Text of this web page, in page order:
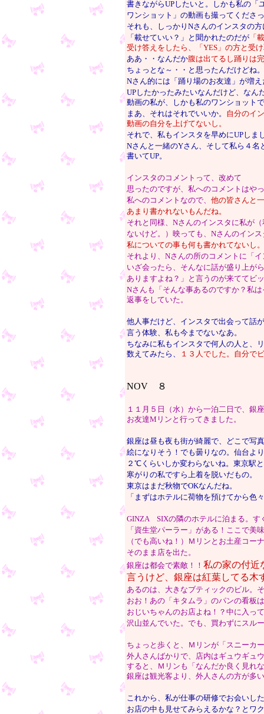
書きながらUPしたいと。しかも私の「
ワンショット」の動画も撮ってくださ
それも、しっかりNさんのインスタの
「載せていい？」と聞かれたのだが 「
受け答えをしたら、「YES」の方と受
ああ・・なんだか腹は出てるし踊りは
ちょっとな～・・と思ったんだけどね。
Nさん的には「踊り場のお友達」が増
UPしたかったみたいなんだけど、なん
動画の私が、しかも私のワンショット
まあ、それはそれでいいか。 自分のイ
動画の自分を上げてないし。
それで、私もインスタを早めにUPしま
Nさんと一緒のYさん、そして私ら４名
書いてUP。
インスタのコメントって、改めて
思ったのですが、私へのコメントはや
私へのコメントなので、 他の皆さんと
あまり書かれないもんだね。
それと同様、Nさんのインスタに私が
ないけど。）映っても、Nさんのイン
私についての事も何も書かれてないし。
それより、Nさんの所のコメントに「
いざ会ったら、そんなに話が盛り上が
ありますよね？」と言うのが来ててビ
Nさんも「そんな事あるのですか？私
返事をしていた。
他人事だけど、インスタで出会って話
言う体験、私も今までないなあ。
ちなみに私もインスタで何人の人と、
数えてみたら、
１３人でした。自分で
NOV ８
１１月５日（水）から一泊二日で、銀
お友達Mリンと行ってきました。
銀座は昼も夜も街が綺麗で、どこで写
絵になりそう！でも曇りなの。仙台よ
２℃くらいしか変わらないね。東京駅
寒がりの私ですら上着を脱いだもの。
東京はまだ秋物でOKなんだね。
「まずはホテルに荷物を預けてから色
GINZA SIXの隣のホテルに泊まる。す
「資生堂パーラー」がある！ここで美
（でも高いね！）Ｍリンとお土産コー
そのまま店を出た。
銀座は都会で素敵！！ 私の家の付近
言うけど、銀座は紅葉してる
あるのは、大きなブティックのビル。
おお！あの「キタムラ」のパンの看板
おじいちゃんのお店よね！？中に入っ
沢山並んでいた。でも、買わずにスル
ちょっと歩くと、Ｍリンが「スニーカ
外人さんばかりで、店内はギュウギュ
すると、Ｍリンも「なんだか良く見れ
銀座は観光客より、外人さんの方が多
これから、私が仕事の研修でお会いし
お店の中も見せてみらえるかな？とワ